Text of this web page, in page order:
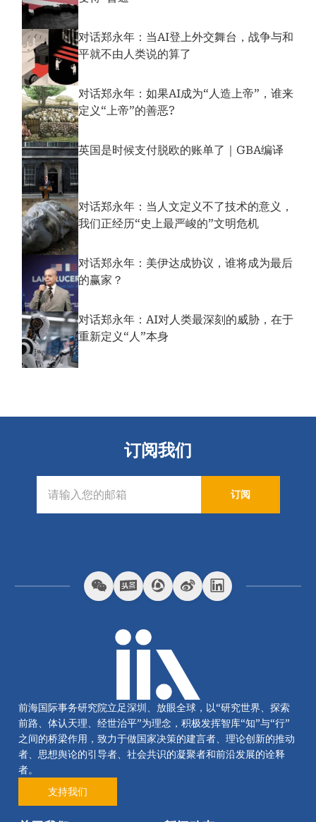
对话郑永年：当AI登上外交舞台，战争与和
平就不由人类说的算了
对话郑永年：如果AI成为“人造上帝”，谁来
定义“上帝”的善恶?
英国是时候支付脱欧的账单了｜GBA编译
对话郑永年：当人文定义不了技术的意义，
我们正经历“史上最严峻的”文明危机
对话郑永年：美伊达成协议，谁将成为最后
的赢家？
对话郑永年：AI对人类最深刻的威胁，在于
重新定义“人”本身
订阅我们
订阅
前海国际事务研究院立足深圳、放眼全球，以“研究世界、探索
前路、体认天理、经世治平”为理念，积极发挥智库“知”与“行”
之间的桥梁作用，致力于做国家决策的建言者、理论创新的推动
者、思想舆论的引导者、社会共识的凝聚者和前沿发展的诠释
者。
支持我们